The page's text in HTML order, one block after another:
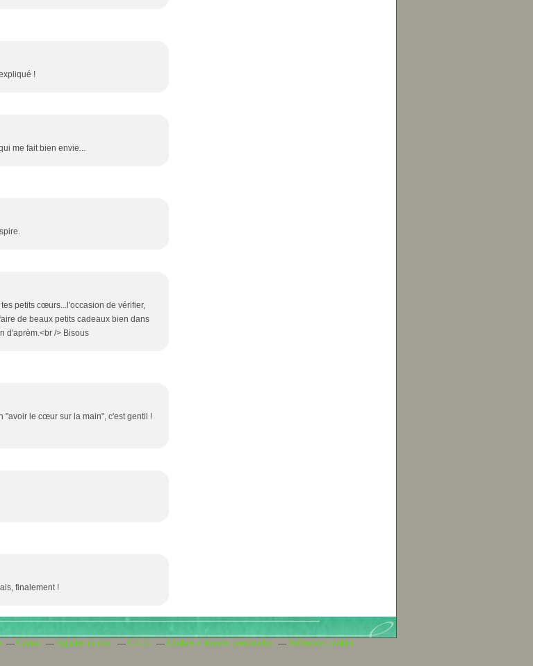
!
me fait bien envie...
petits cœurs...l'occasion de vérifier,
de beaux petits cadeaux bien dans
d'aprèm.<br /> Bisous
"avoir le cœur sur la main", c'est gentil !
finalement !
Contact Signaler un abus C.G.U. Cookies et données personnelles Préférences cookies